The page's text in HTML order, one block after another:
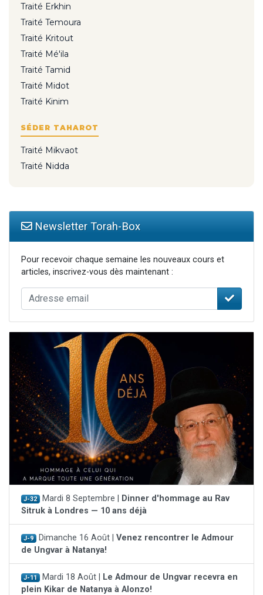
Traité Erkhin
Traité Temoura
Traité Kritout
Traité Mé'ila
Traité Tamid
Traité Midot
Traité Kinim
SÉDER TAHAROT
Traité Mikvaot
Traité Nidda
Newsletter Torah-Box
Pour recevoir chaque semaine les nouveaux cours et
articles, inscrivez-vous dès maintenant :
J-32 Mardi 8 Septembre |
Dinner d'hommage au Rav
Sitruk à Londres — 10 ans déjà
J-9 Dimanche 16 Août | Venez rencontrer le Admour
de Ungvar à Natanya!
J-11 Mardi 18 Août |
Le Admour de Ungvar recevra en
plein Kikar de Natanya à Alonzo!